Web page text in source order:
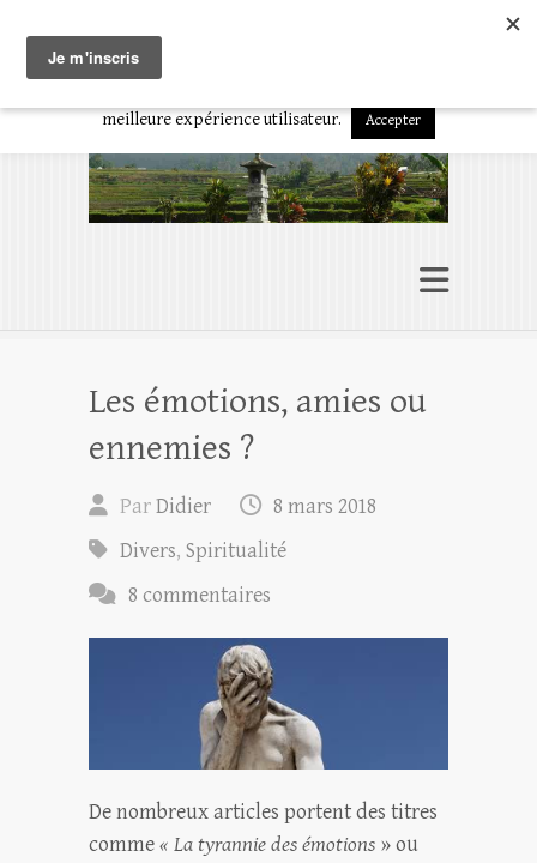
Présence à soi
L’art d’être en conscience
Les émotions, amies ou
ennemies ?
ParDidier
8 mars 2018
Divers, Spiritualité
8 commentaires
De nombreux articles portent des titres
comme« La tyrannie des émotions » ou
l'utilisation de cookies ou technologies similaires pour disposer de
services adaptés à vos centres d'intérêts et vous garantir une
meilleure expérience utilisateur.
Accepter